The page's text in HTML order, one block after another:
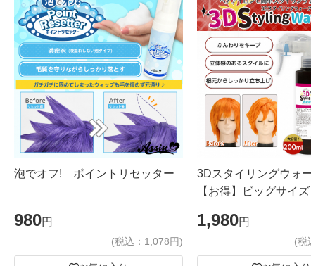
泡でオフ! ポイントリセッター
980円
(税込：1,078円)
3Dスタイリングウ
【お得】ビッグサイズ
1,980円
(税